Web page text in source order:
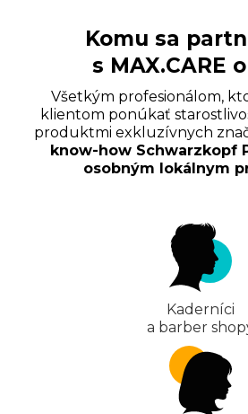
Komu sa
s MAX.CARE
Všetkým profesionálom,
klientom ponúkať
produktmi exkluzívnych
know-how Schwarzkopf
osobným lokálnym
Kaderníci
a barber